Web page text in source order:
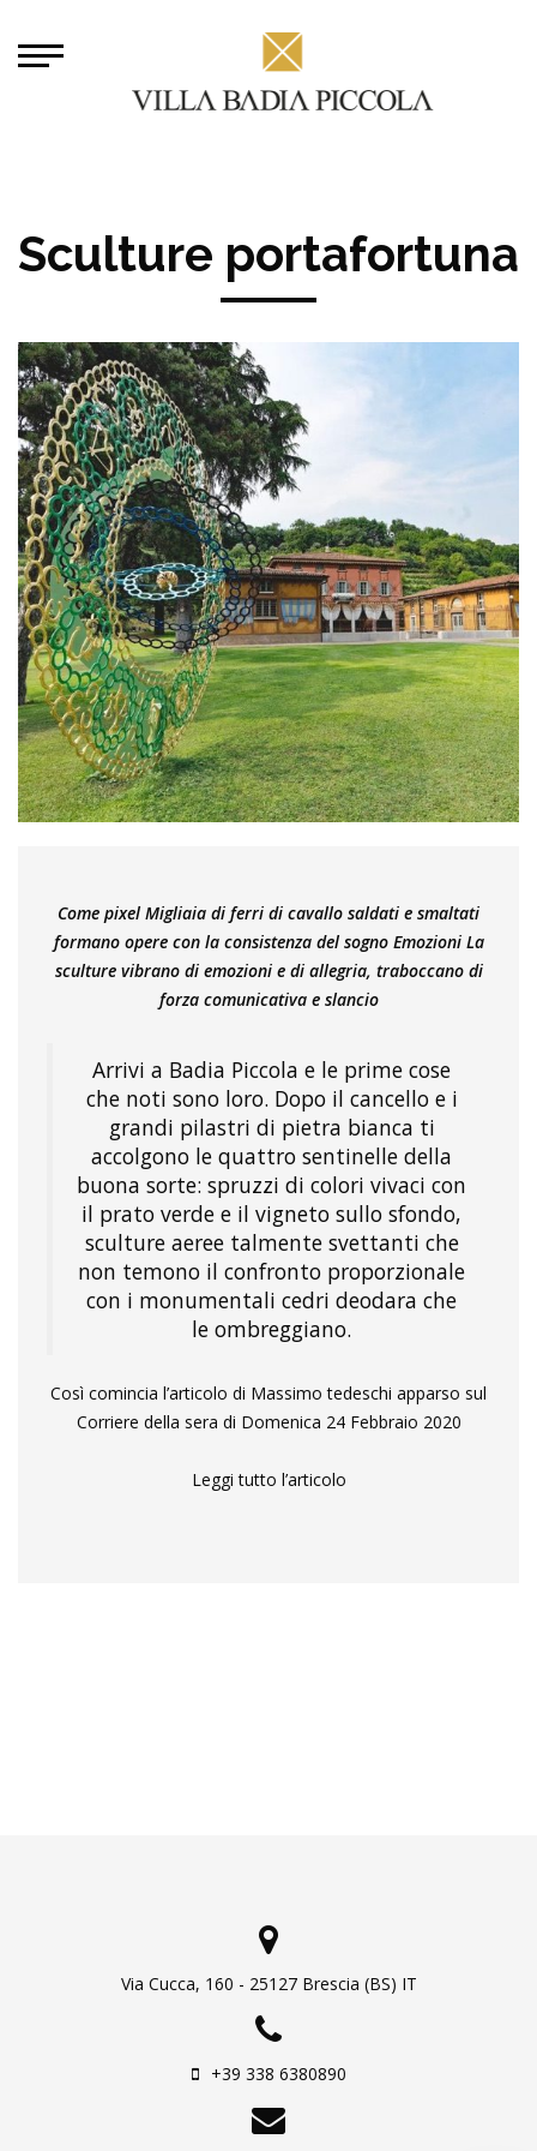
Sculture portafortuna
Come pixel Migliaia di ferri di cavallo saldati e smaltati
formano opere con la consistenza del sogno Emozioni La
sculture vibrano di emozioni e di allegria, traboccano di
forza comunicativa e slancio
Arrivi a Badia Piccola e le prime cose
che noti sono loro. Dopo il cancello e i
grandi pilastri di pietra bianca ti
accolgono le quattro sentinelle della
buona sorte: spruzzi di colori vivaci con
il prato verde e il vigneto sullo sfondo,
sculture aeree talmente svettanti che
non temono il confronto proporzionale
con i monumentali cedri deodara che
le ombreggiano.
Così comincia l’articolo di Massimo tedeschi apparso sul
Corriere della sera di Domenica 24 Febbraio 2020
Leggi tutto l’articolo
Via Cucca, 160 - 25127 Brescia (BS) IT
+39 338 6380890